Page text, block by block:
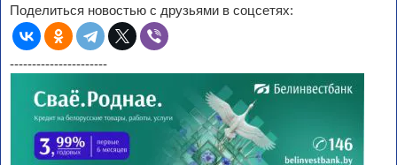
Поделиться новостью с друзьями в соцсетях:
----------------------